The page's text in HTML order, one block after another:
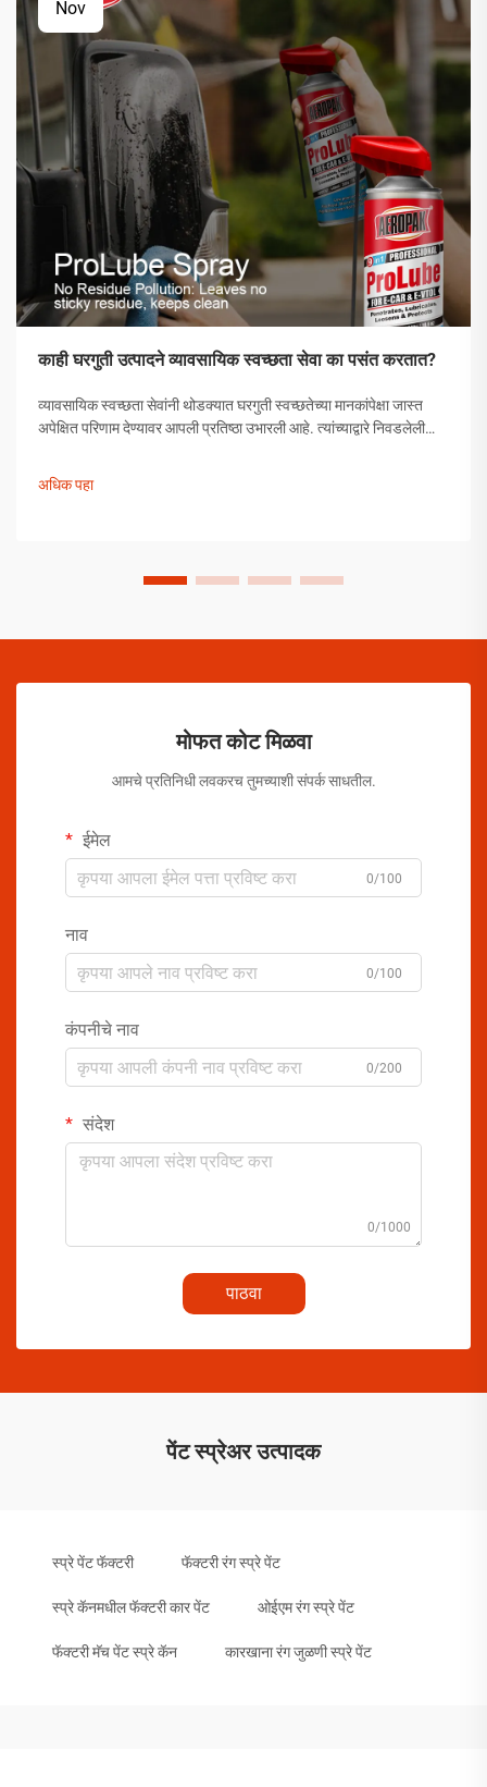
Nov
काही घरगुती उत्पादने व्यावसायिक स्वच्छता सेवा का पसंत करतात?
व्यावसायिक स्वच्छता सेवांनी थोडक्यात घरगुती स्वच्छतेच्या मानकांपेक्षा जास्त
अपेक्षित परिणाम देण्यावर आपली प्रतिष्ठा उभारली आहे. त्यांच्याद्वारे निवडलेली
काळजीपूर्वक निवडलेली उपाययोजना आहेत.
अधिक पहा
मोफत कोट मिळवा
आमचे प्रतिनिधी लवकरच तुमच्याशी संपर्क साधतील.
ईमेल
0/100
नाव
0/100
कंपनीचे नाव
0/200
संदेश
0/1000
पाठवा
पेंट स्प्रेअर उत्पादक
स्प्रे पेंट फॅक्टरी फॅक्टरी रंग स्प्रे पेंट
स्प्रे कॅनमधील फॅक्टरी कार पेंट ओईएम रंग स्प्रे पेंट
फॅक्टरी मॅच पेंट स्प्रे कॅन कारखाना रंग जुळणी स्प्रे पेंट